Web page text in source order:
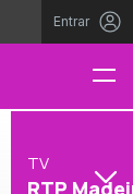
Entrar
TV
RTP